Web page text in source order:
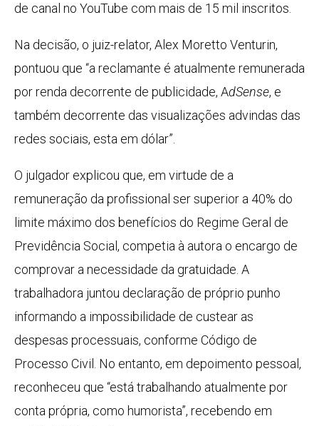
de canal no YouTube com mais de 15 mil inscritos.
Na decisão, o juiz-relator, Alex Moretto Venturin,
pontuou que “a reclamante é atualmente remunerada
por renda decorrente de publicidade, AdSense, e
também decorrente das visualizações advindas das
redes sociais, esta em dólar”.
O julgador explicou que, em virtude de a
remuneração da profissional ser superior a 40% do
limite máximo dos benefícios do Regime Geral de
Previdência Social, competia à autora o encargo de
comprovar a necessidade da gratuidade. A
trabalhadora juntou declaração de próprio punho
informando a impossibilidade de custear as
despesas processuais, conforme Código de
Processo Civil. No entanto, em depoimento pessoal,
reconheceu que “está trabalhando atualmente por
conta própria, como humorista”, recebendo em